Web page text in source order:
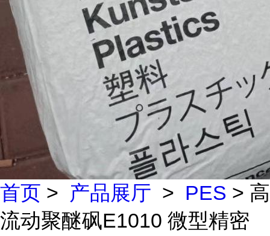
首页 > 产品展厅 > PES > 高
流动聚醚砜E1010 微型精密